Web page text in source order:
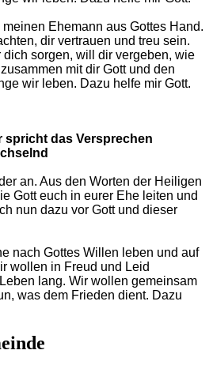
Ehemann aus Gottes Hand.
dir vertrauen und treu sein.
dich sorgen, will dir vergeben, wie
mit dir Gott und den
wir leben. Dazu helfe mir Gott.
spricht das Versprechen
an. Aus den Worten der Heiligen
Gott euch in eurer Ehe leiten und
nun dazu vor Gott und dieser
nach Gottes Willen leben und auf
wollen in Freud und Leid
lang. Wir wollen gemeinsam
was dem Frieden dient. Dazu